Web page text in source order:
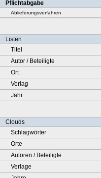
Pflichtabgabe
Ablieferungsverfahren
Listen
Titel
Autor / Beteiligte
Ort
Verlag
Jahr
Clouds
Schlagwörter
Orte
Autoren / Beteiligte
Verlage